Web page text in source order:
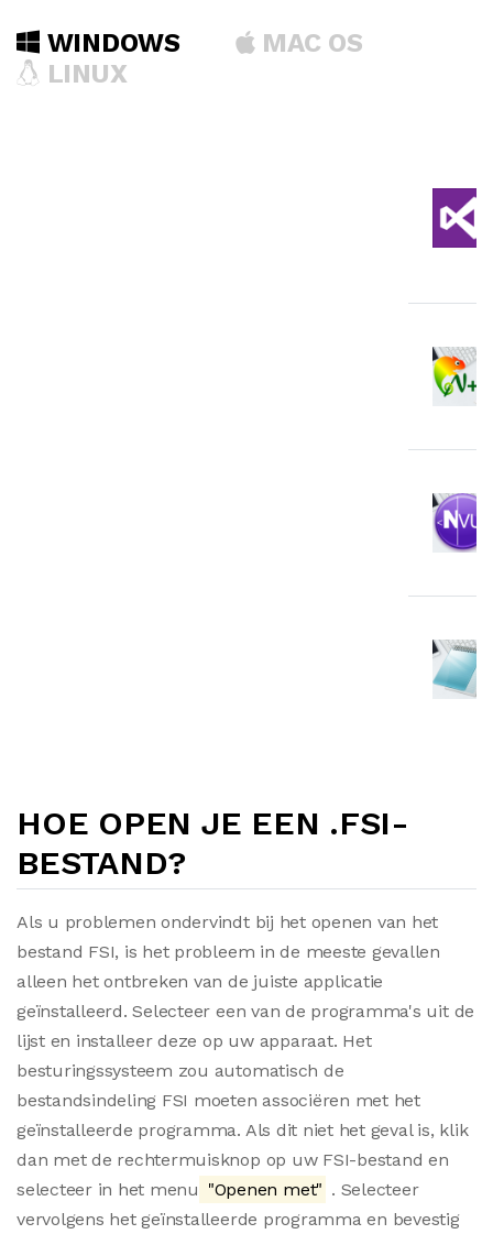
WINDOWS
MAC OS
LINUX
HOE OPEN JE EEN .FSI-
BESTAND?
Als u problemen ondervindt bij het openen van het
bestand FSI, is het probleem in de meeste gevallen
alleen het ontbreken van de juiste applicatie
geïnstalleerd. Selecteer een van de programma's uit de
lijst en installeer deze op uw apparaat. Het
besturingssysteem zou automatisch de
bestandsindeling FSI moeten associëren met het
geïnstalleerde programma. Als dit niet het geval is, klik
dan met de rechtermuisknop op uw FSI-bestand en
selecteer in het menu "Openen met" . Selecteer
vervolgens het geïnstalleerde programma en bevestig